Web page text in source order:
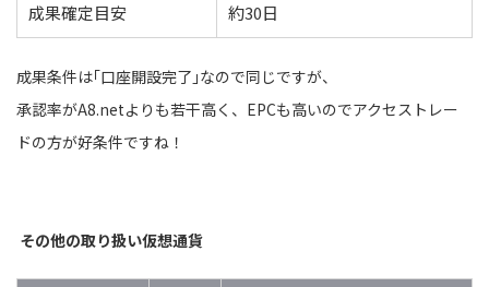
成果確定目安 約30日
成果条件は｢口座開設完了｣なので同じですが、
承認率がA8.netよりも若干高く、EPCも高いのでアクセストレー
ドの方が好条件ですね！
その他の取り扱い仮想通貨